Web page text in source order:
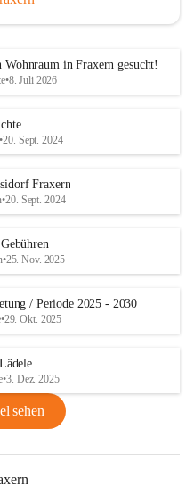
in Fraxern gesucht!
•8. Juli 2026
•20. Sept. 2024
Fraxern
•20. Sept. 2024
•25. Nov. 2025
/ Periode 2025 - 2030
•29. Okt. 2025
•3. Dez. 2025
sehen